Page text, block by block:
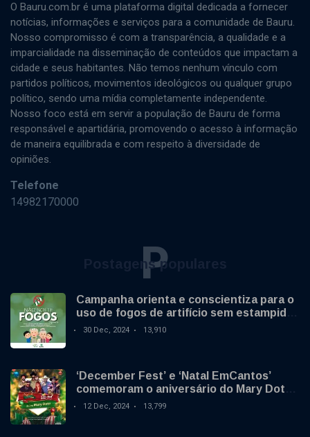
O Bauru.com.br é uma plataforma digital dedicada a fornecer
notícias, informações e serviços para a comunidade de Bauru.
Nosso compromisso é com a transparência, a qualidade e a
imparcialidade na disseminação de conteúdos que impactam a
cidade e seus habitantes. Não temos nenhum vínculo com
partidos políticos, movimentos ideológicos ou qualquer grupo
político, sendo uma mídia completamente independente.
Nosso foco está em servir a população de Bauru de forma
responsável e apartidária, promovendo o acesso à informação
de maneira equilibrada e com respeito à diversidade de
opiniões.
Telefone
14982170000
Postagens populares
P
Campanha orienta e conscientiza para o
uso de fogos de artifício sem estampido
no final de ano
30 Dec, 2024 13,910
‘December Fest’ e ‘Natal EmCantos’
comemoram o aniversário do Mary Dota
neste sábado
12 Dec, 2024 13,799